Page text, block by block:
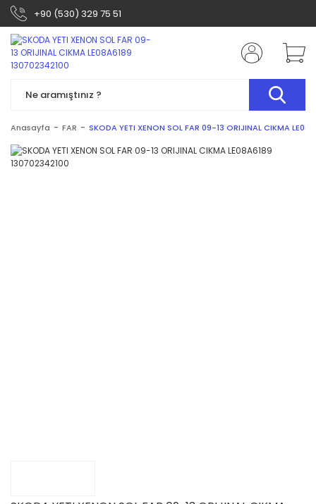
+90 (530) 329 75 51
Anasayfa FAR SKODA YETI XENON SOL FAR 09-13 ORIJINAL CIKMA